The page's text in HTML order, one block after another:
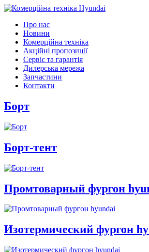
Про нас
Новини
Комерційна техніка
Акційні пропозиції
Сервіс та гарантія
Дилерська мережа
Запчастини
Контакти
Борт
Борт-тент
Промтоварный фургон
Изотермический фургон